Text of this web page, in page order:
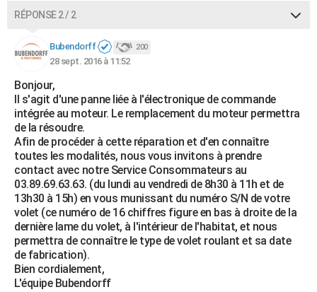
RÉPONSE 2 / 2
Bubendorff 200
28 sept. 2016 à 11:52
Bonjour,
Il s'agit d'une panne liée à l'électronique de commande
intégrée au moteur. Le remplacement du moteur permettra
de la résoudre.
Afin de procéder à cette réparation et d'en connaître
toutes les modalités, nous vous invitons à prendre
contact avec notre Service Consommateurs au
03.89.69.63.63. (du lundi au vendredi de 8h30 à 11h et de
13h30 à 15h) en vous munissant du numéro S/N de votre
volet (ce numéro de 16 chiffres figure en bas à droite de la
dernière lame du volet, à l'intérieur de l'habitat, et nous
permettra de connaître le type de volet roulant et sa date
de fabrication).
Bien cordialement,
L'équipe Bubendorff